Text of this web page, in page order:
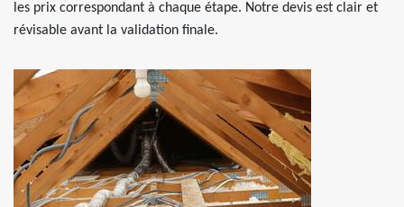
les prix correspondant à chaque étape. Notre devis est clair et
révisable avant la validation finale.